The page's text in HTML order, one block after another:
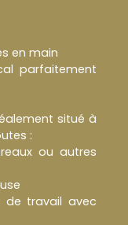
en main
parfaitement
situé à
:
ou autres
de travail avec